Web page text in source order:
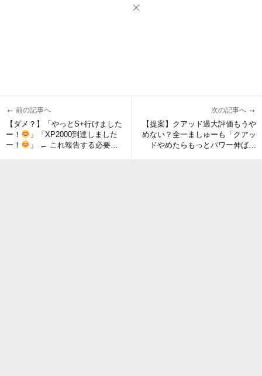
← 前の記事へ
【ダメ？】「やっとS+行けました
ー！
」「XP2000到達しました
ー！
」 ← これ報告する必要あ
次の記事へ →
【提案】クアッド過大評価もうや
めない？全一ましゅーも「クアッ
ドやめたらもっとパワー伸ばせ